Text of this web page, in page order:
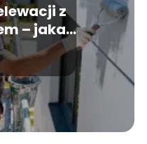
z
– jaka